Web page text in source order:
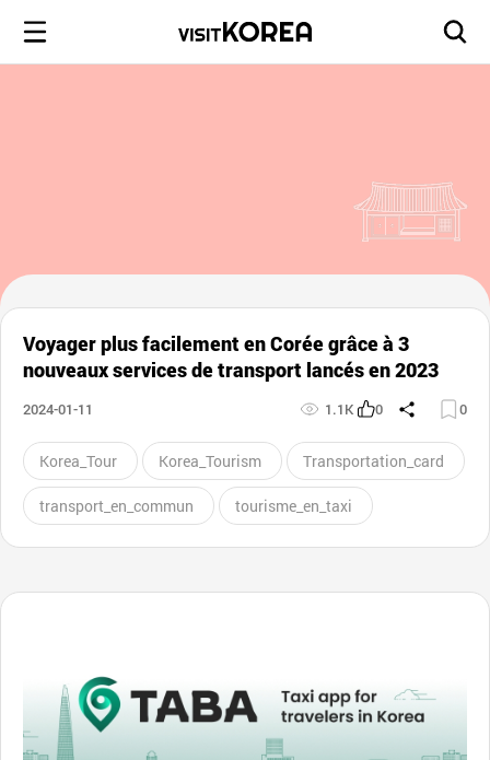
Voyager plus facilement en Corée grâce à 3
nouveaux services de transport lancés en 2023
2024-01-11 1.1K 0 0
Korea_Tour Korea_Tourism Transportation_card
transport_en_commun tourisme_en_taxi